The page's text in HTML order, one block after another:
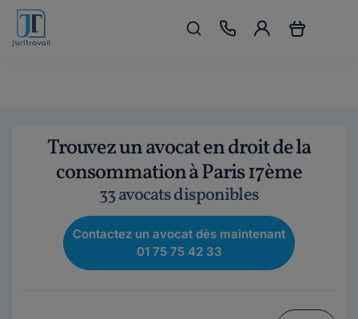
Trouvez un avocat en droit de la
consommation à Paris 17ème
33 avocats disponibles
Contactez un avocat dès maintenant
01 75 75 42 33